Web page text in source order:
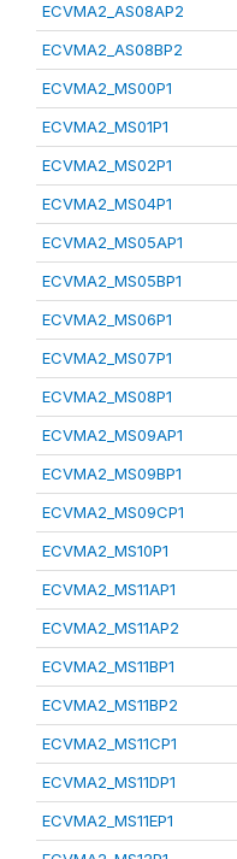
ECVMA2_AS08AP2
ECVMA2_AS08BP2
ECVMA2_MS00P1
ECVMA2_MS01P1
ECVMA2_MS02P1
ECVMA2_MS04P1
ECVMA2_MS05AP1
ECVMA2_MS05BP1
ECVMA2_MS06P1
ECVMA2_MS07P1
ECVMA2_MS08P1
ECVMA2_MS09AP1
ECVMA2_MS09BP1
ECVMA2_MS09CP1
ECVMA2_MS10P1
ECVMA2_MS11AP1
ECVMA2_MS11AP2
ECVMA2_MS11BP1
ECVMA2_MS11BP2
ECVMA2_MS11CP1
ECVMA2_MS11DP1
ECVMA2_MS11EP1